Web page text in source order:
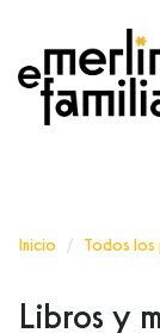
Inicio Todos
Libros y